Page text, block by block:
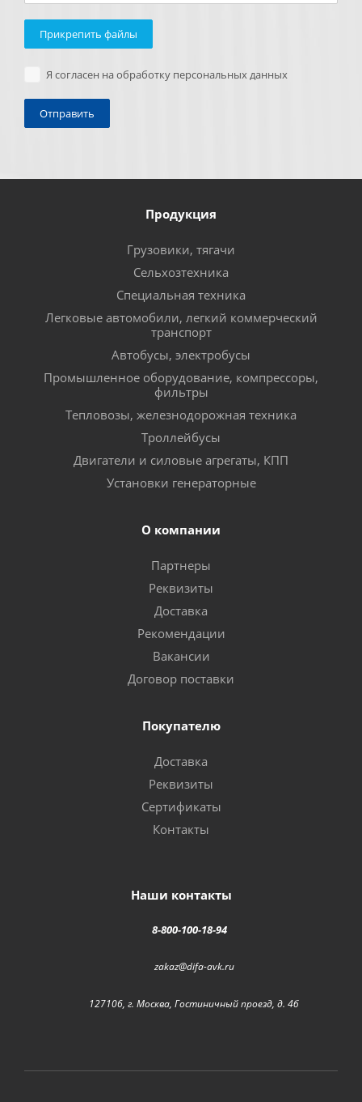
Прикрепить файлы
Я согласен на обработку персональных данных
Продукция
Грузовики, тягачи
Сельхозтехника
Специальная техника
Легковые автомобили, легкий коммерческий
транспорт
Автобусы, электробусы
Промышленное оборудование, компрессоры,
фильтры
Тепловозы, железнодорожная техника
Троллейбусы
Двигатели и силовые агрегаты, КПП
Установки генераторные
О компании
Партнеры
Реквизиты
Доставка
Рекомендации
Вакансии
Договор поставки
Покупателю
Доставка
Реквизиты
Сертификаты
Контакты
Наши контакты
8-800-100-18-94
zakaz@difa-avk.ru
127106, г. Москва, Гостиничный проезд, д. 4б